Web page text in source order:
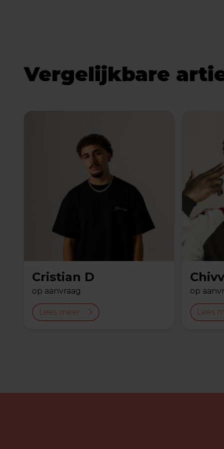
Vergelijkbare
Cristian D
op aanvraag
Lees meer
Chivv
op
Lees